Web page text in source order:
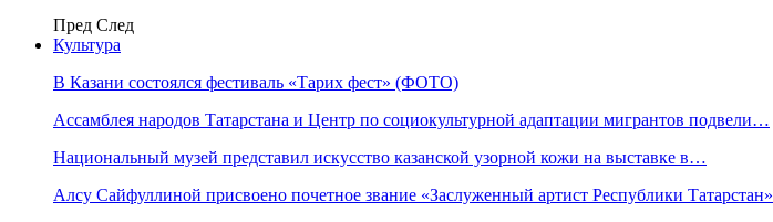
Пред След
Культура
В Казани состоялся фестиваль «Тарих фест» (ФОТО)
Ассамблея народов Татарстана и Центр по социокультурной адаптации мигрантов подвели…
Национальный музей представил искусство казанской узорной кожи на выставке в…
Алсу Сайфуллиной присвоено почетное звание «Заслуженный артист Республики Татарстан»